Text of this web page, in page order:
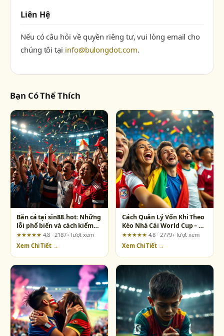
Liên Hệ
Nếu có câu hỏi về quyền riêng tư, vui lòng email cho
chúng tôi tại info@bulongdot.com.
Bạn Có Thể Thích
Bắn cá tại sin88.hot: Những
lỗi phổ biến và cách kiểm
tra quảng cáo trước khi
chơi
★★★★★ 4.8 · 2187+ lượt xem
Xem Chi Tiết →
Cách Quản Lý Vốn Khi Theo
Kèo Nhà Cái World Cup – Bí
Kíp Cho Người Mới
★★★★★ 4.8 · 2779+ lượt xem
Xem Chi Tiết →